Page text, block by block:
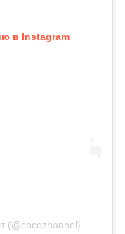
в Instagram
(@cocozhannel)